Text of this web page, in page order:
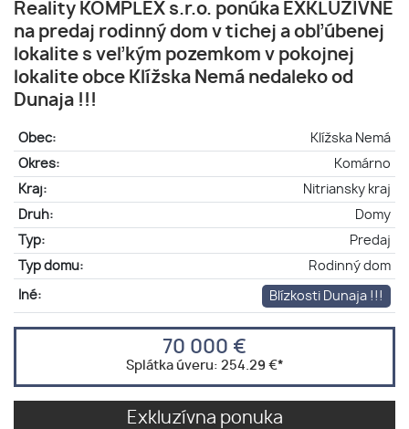
Reality KOMPLEX s.r.o. ponúka EXKLUZÍVNE
na predaj rodinný dom v tichej a obľúbenej
lokalite s veľkým pozemkom v pokojnej
lokalite obce Klížska Nemá nedaleko od
Dunaja !!!
Obec:
Klížska Nemá
Okres:
Komárno
Kraj:
Nitriansky kraj
Druh:
Domy
Typ:
Predaj
Typ domu:
Rodinný dom
Iné: Blízkosti Dunaja !!!
70 000 €
Splátka úveru: 254.29 €*
Exkluzívna ponuka